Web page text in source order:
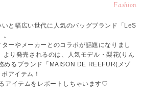
Fashion
と幅広い世代に人気のバッグブランド「LeS
ーやメーカーとのコラボが話題になりまし
り発売されるのは、人気モデル・梨花(りん
めるブランド「MAISON DE REEFUR(メゾ
アイテム！
アイテムをレポートしちゃいます♡